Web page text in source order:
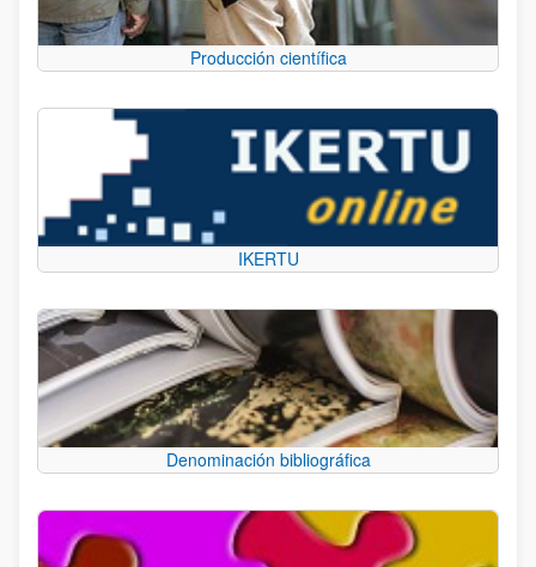
Producción científica
IKERTU
Denominación bibliográfica